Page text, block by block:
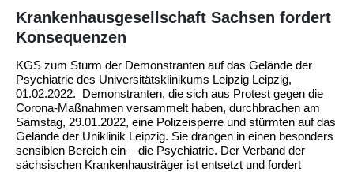
Krankenhausgesellschaft Sachsen fordert
Konsequenzen
KGS zum Sturm der Demonstranten auf das Gelände der
Psychiatrie des Universitätsklinikums Leipzig Leipzig,
01.02.2022. Demonstranten, die sich aus Protest gegen die
Corona-Maßnahmen versammelt haben, durchbrachen am
Samstag, 29.01.2022, eine Polizeisperre und stürmten auf das
Gelände der Uniklinik Leipzig. Sie drangen in einen besonders
sensiblen Bereich ein – die Psychiatrie. Der Verband der
sächsischen Krankenhausträger ist entsetzt und fordert